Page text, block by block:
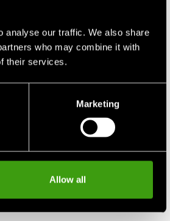
analyse our traffic. We also share
who may combine it with
their services.
Marketing
Allow all